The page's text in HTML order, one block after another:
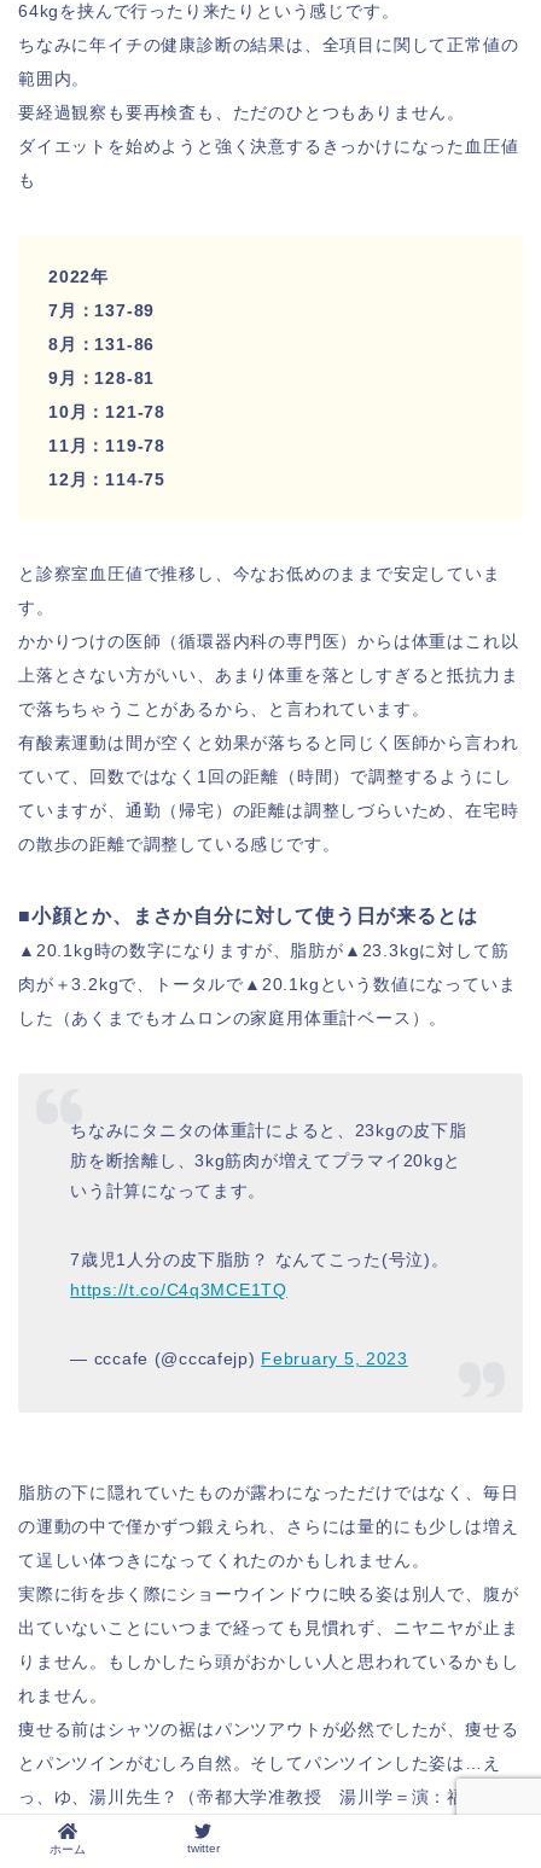
64kgを挟んで行ったり来たりという感じです。
ちなみに年イチの健康診断の結果は、全項目に関して正常値の
範囲内。
要経過観察も要再検査も、ただのひとつもありません。
ダイエットを始めようと強く決意するきっかけになった血圧値
も
2022年
7月：137-89
8月：131-86
9月：128-81
10月：121-78
11月：119-78
12月：114-75
と診察室血圧値で推移し、今なお低めのままで安定していま
す。
かかりつけの医師（循環器内科の専門医）からは体重はこれ以
上落とさない方がいい、あまり体重を落としすぎると抵抗力ま
で落ちちゃうことがあるから、と言われています。
有酸素運動は間が空くと効果が落ちると同じく医師から言われ
ていて、回数ではなく1回の距離（時間）で調整するようにし
ていますが、通勤（帰宅）の距離は調整しづらいため、在宅時
の散歩の距離で調整している感じです。
■小顔とか、まさか自分に対して使う日が来るとは
▲20.1kg時の数字になりますが、脂肪が▲23.3kgに対して筋
肉が＋3.2kgで、トータルで▲20.1kgという数値になっていま
した（あくまでもオムロンの家庭用体重計ベース）。
ちなみにタニタの体重計によると、23kgの皮下脂
肪を断捨離し、3kg筋肉が増えてプラマイ20kgと
いう計算になってます。
7歳児1人分の皮下脂肪？ なんてこった(号泣)。
https://t.co/C4q3MCE1TQ
— cccafe (@cccafejp) February 5, 2023
脂肪の下に隠れていたものが露わになっただけではなく、毎日
の運動の中で僅かずつ鍛えられ、さらには量的にも少しは増え
て逞しい体つきになってくれたのかもしれません。
実際に街を歩く際にショーウインドウに映る姿は別人で、腹が
出ていないことにいつまで経っても見慣れず、ニヤニヤが止ま
りません。もしかしたら頭がおかしい人と思われているかもし
れません。
痩せる前はシャツの裾はパンツアウトが必然でしたが、痩せる
とパンツインがむしろ自然。そしてパンツインした姿は…え
っ、ゆ、湯川先生？（帝都大学准教授 湯川学＝演：福山雅
ホーム twitter